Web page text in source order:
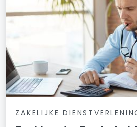
ZAKELIJKE